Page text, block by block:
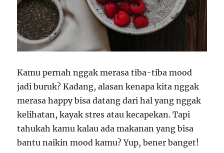
Kamu pernah nggak merasa tiba-tiba mood
jadi buruk? Kadang, alasan kenapa kita nggak
merasa happy bisa datang dari hal yang nggak
kelihatan, kayak stres atau kecapekan. Tapi
tahukah kamu kalau ada makanan yang bisa
bantu naikin mood kamu? Yup, bener banget!